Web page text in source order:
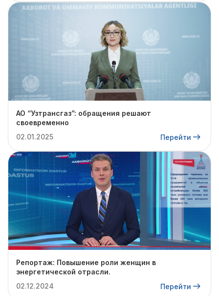
АО “Узтрансгаз”: обращения решают
своевременно
02.01.2025
Перейти
Репортаж: Повышение роли женщин в
энергетической отрасли.
02.12.2024
Перейти